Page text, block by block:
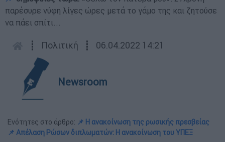
παρέσυρε νύφη λίγες ώρες μετά το γάμο της και ζητούσε
να πάει σπίτι...
┋ Πολιτική ┋ 06.04.2022 14:21
Newsroom
Ενότητες στο άρθρο: 📌 Η ανακοίνωση της ρωσικής πρεσβείας
📌 Απέλαση Ρώσων διπλωματών: Η ανακοίνωση του ΥΠΕΞ